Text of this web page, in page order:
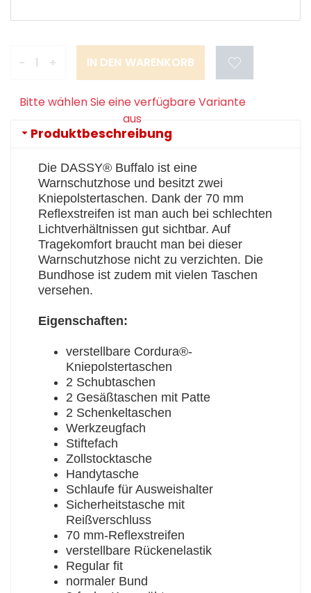
- +
Bitte wählen Sie eine verfügbare Variante
aus
Produktbeschreibung
Die DASSY® Buffalo ist eine
Warnschutzhose und besitzt zwei
Kniepolstertaschen. Dank der 70 mm
Reflexstreifen ist man auch bei schlechten
Lichtverhältnissen gut sichtbar. Auf
Tragekomfort braucht man bei dieser
Warnschutzhose nicht zu verzichten. Die
Bundhose ist zudem mit vielen Taschen
versehen.
Eigenschaften:
verstellbare Cordura®-
Kniepolstertaschen
2 Schubtaschen
2 Gesäßtaschen mit Patte
2 Schenkeltaschen
Werkzeugfach
Stiftefach
Zollstocktasche
Handytasche
Schlaufe für Ausweishalter
Sicherheitstasche mit
Reißverschluss
70 mm-Reflexstreifen
verstellbare Rückenelastik
Regular fit
normaler Bund